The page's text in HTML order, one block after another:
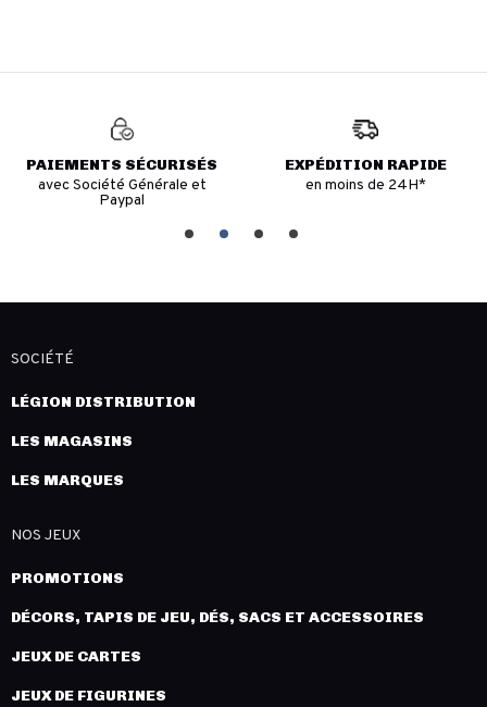
PAIEMENTS SÉCURISÉS
avec Société Générale et
Paypal
EXPÉDITION RAPIDE
en moins de 24H*
SOCIÉTÉ
LÉGION DISTRIBUTION
LES MAGASINS
LES MARQUES
NOS JEUX
PROMOTIONS
DÉCORS, TAPIS DE JEU, DÉS, SACS ET ACCESSOIRES
JEUX DE CARTES
JEUX DE FIGURINES